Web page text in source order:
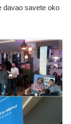
davao savete oko